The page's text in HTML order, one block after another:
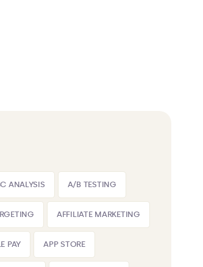
ANALYSIS A/B TESTING
AFFILIATE MARKETING
PAY APP STORE